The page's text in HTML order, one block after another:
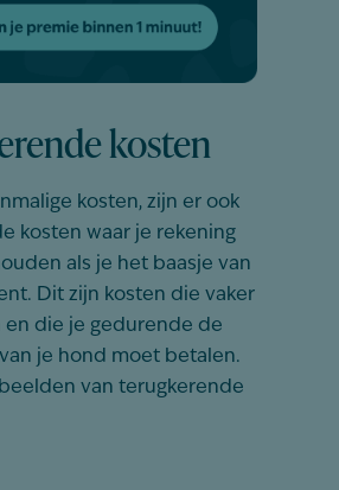
kosten
kosten, zijn er ook
kosten waar je rekening
als je het baasje van
Dit zijn kosten die vaker
en die je gedurende de
je hond moet betalen.
van terugkerende